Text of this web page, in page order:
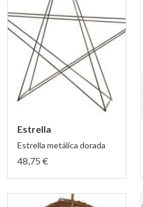
Estrella
Estrella metálica dorada
48,75 €